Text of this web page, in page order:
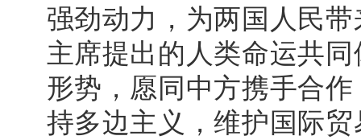
强劲动力，为两国人民
主席提出的人类命运共
形势，愿同中方携手合
持多边主义，维护国际